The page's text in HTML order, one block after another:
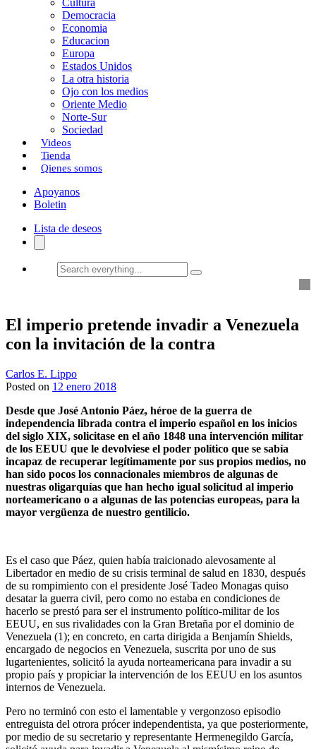
Cultura
Democracia
Economia
Educacion
Europa
Estados Unidos
La otra historia
Ojo con los medios
Oriente Medio
Norte-Sur
Sociedad
Videos
Tienda
Qienes somos
Apoyanos
Boletin
Lista de deseos
Search
everything...
El imperio pretende invadir a Venezuela
con la invitación de la contra
Carlos E. Lippo
Posted on 12 enero 2018
Desde que José Antonio Páez, héroe de la guerra de
independencia librada contra el imperio español en los inicios
del siglo XIX, solicitase en el año 1848 una intervención militar
de los EEUU que le devolviese el poder político que se sabía
incapaz de recuperar legítimamente por sus propios medios, no
han sido pocos los connacionales miembros de algunas de
nuestras oligarquías que han hecho igual solicitud al imperio
norteamericano o a algunas de las potencias europeas, para la
mayor vergüenza de nuestro gentilicio.
Es el caso que Páez, quien había traicionado alevosamente al
Libertador en medio de su crisis terminal de salud en 1830, después
de su rompimiento con el presidente José Tadeo Monagas quiso
desatar la guerra civil, pero como no estaba en condiciones de
hacerlo se prestó para ser el instrumento político-militar de los
EEUU, en sus rivalidades con la Gran Bretaña por el dominio de
Venezuela (1); en concreto, en carta dirigida a Benjamín Shields,
encargado de negocios en Venezuela, suscrita por uno de sus
lugartenientes, solicitó la ayuda norteamericana para invadir a su
propio país y propiciar la intervención de los EEUU en los asuntos
internos de Venezuela.
Pero no terminó con esto el lamentable y vergonzoso episodio
entreguista del otrora prócer independentista, ya que posteriormente,
por medio de su secretario y representante Hermenegildo García,